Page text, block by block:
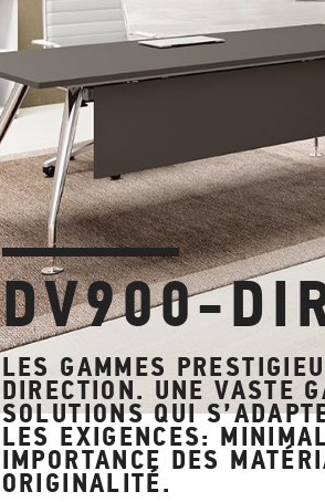
DV900-
LES GAMMES
DIRECTION. UNE VASTE
SOLUTIONS QUI
LES EXIGENCES:
IMPORTANCE DES
ORIGINALITÉ.